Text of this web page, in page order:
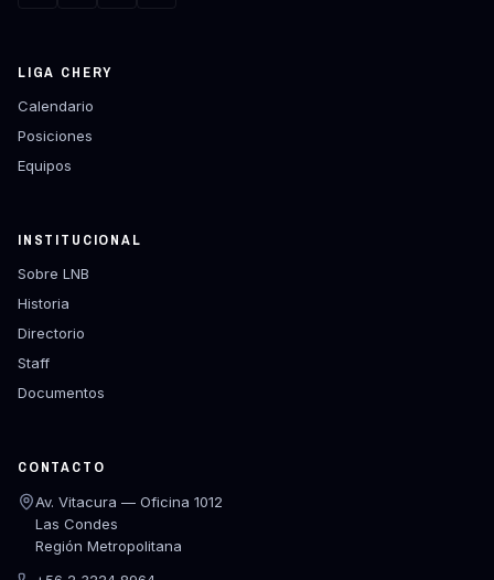
LIGA CHERY
Calendario
Posiciones
Equipos
INSTITUCIONAL
Sobre LNB
Historia
Directorio
Staff
Documentos
CONTACTO
Av. Vitacura — Oficina 1012
Las Condes
Región Metropolitana